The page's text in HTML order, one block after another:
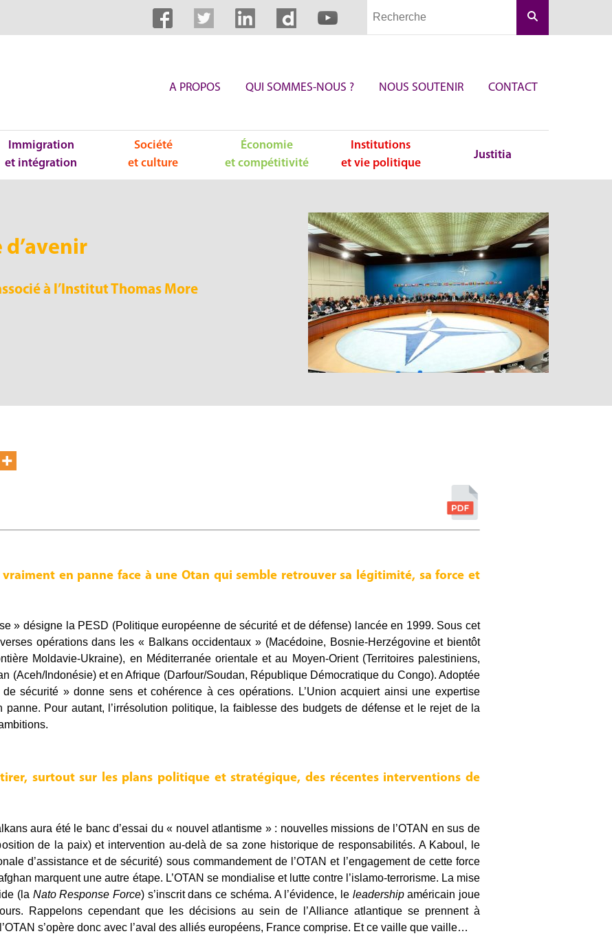
A PROPOS QUI SOMMES-NOUS ? NOUS SOUTENIR CONTACT
Immigration
et intégration
Société
et culture
Économie
et compétitivité
Institutions
et vie politique
Justitia
d’avenir
à l’Institut Thomas More
vraiment en panne face à une Otan qui semble retrouver sa légitimité, sa force et
» désigne la PESD (Politique européenne de sécurité et de défense) lancée en 1999. Sous cet
opérations dans les « Balkans occidentaux » (Macédoine, Bosnie-Herzégovine et bientôt
Moldavie-Ukraine), en Méditerranée orientale et au Moyen-Orient (Territoires palestiniens,
(Aceh/Indonésie) et en Afrique (Darfour/Soudan, République Démocratique du Congo). Adoptée
sécurité » donne sens et cohérence à ces opérations. L’Union acquiert ainsi une expertise
panne. Pour autant, l’irrésolution politique, la faiblesse des budgets de défense et le rejet de la
surtout sur les plans politique et stratégique, des récentes interventions de
aura été le banc d’essai du « nouvel atlantisme » : nouvelles missions de l’OTAN en sus de
de la paix) et intervention au-delà de sa zone historique de responsabilités. A Kaboul, le
d’assistance et de sécurité) sous commandement de l’OTAN et l’engagement de cette force
marquent une autre étape. L’OTAN se mondialise et lutte contre l’islamo-terrorisme. La mise
(la Nato Response Force) s’inscrit dans ce schéma. A l’évidence, le leadershipaméricain joue
Rappelons cependant que les décisions au sein de l’Alliance atlantique se prennent à
s’opère donc avec l’aval des alliés européens, France comprise. Et ce vaille que vaille…